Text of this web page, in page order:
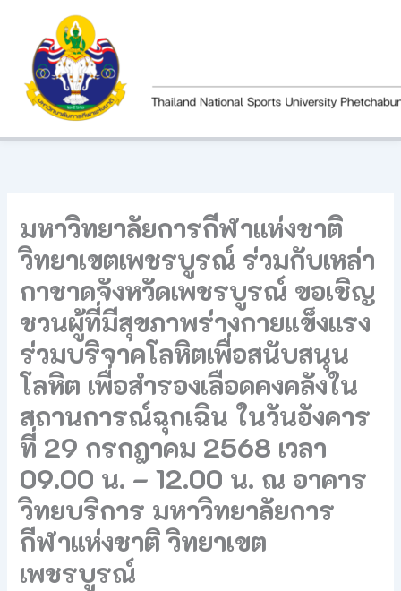
content
มหาวิทยาลัยการกีฬาแห่งชาติ
วิทยาเขตเพชรบูรณ์ ร่วมกับเหล่า
กาชาดจังหวัดเพชรบูรณ์ ขอเชิญ
ชวนผู้ที่มีสุขภาพร่างกายแข็งแรง
ร่วมบริจาคโลหิตเพื่อสนับสนุน
โลหิต เพื่อสำรองเลือดคงคลังใน
สถานการณ์ฉุกเฉิน ในวันอังคาร
ที่ 29 กรกฎาคม 2568 เวลา
09.00 น. – 12.00 น. ณ อาคาร
วิทยบริการ มหาวิทยาลัยการ
กีฬาแห่งชาติ วิทยาเขต
เพชรบูรณ์